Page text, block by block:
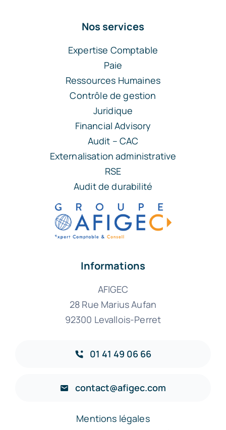
Nos services
Expertise Comptable
Paie
Ressources Humaines
Contrôle de gestion
Juridique
Financial Advisory
Audit – CAC
Externalisation administrative
RSE
Audit de durabilité
Informations
AFIGEC
28 Rue Marius Aufan
92300 Levallois-Perret
01 41 49 06 66
contact@afigec.com
Mentions légales